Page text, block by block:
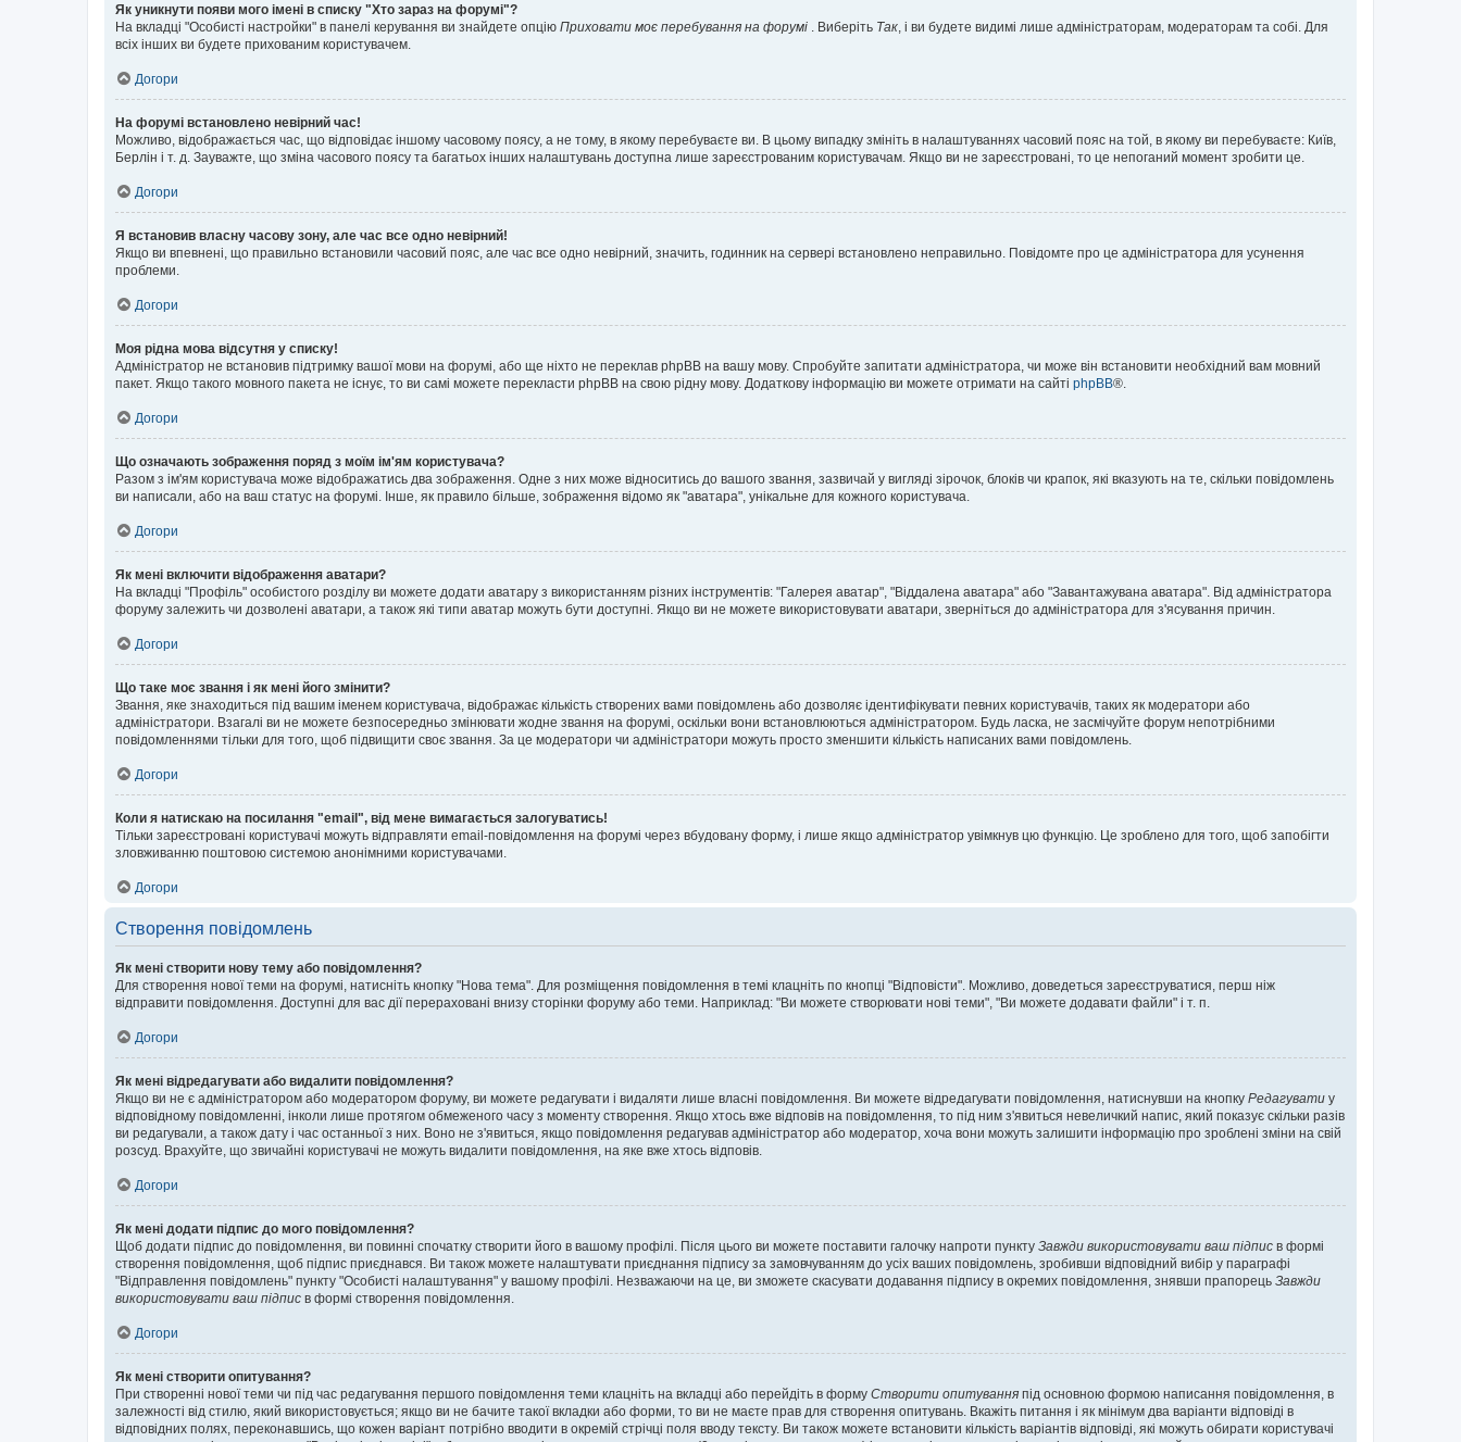
Як уникнути появи мого імені в списку "Хто зараз на форумі"?
На вкладці "Особисті настройки" в панелі керування ви знайдете опцію Приховати моє перебування на форумі . Виберіть Так , і ви будете видимі лише адміністраторам, модераторам та собі. Для
всіх інших ви будете прихованим користувачем.
Догори
На форумі встановлено невірний час!
Можливо, відображається час, що відповідає іншому часовому поясу, а не тому, в якому перебуваєте ви. В цьому випадку змініть в налаштуваннях часовий пояс на той, в якому ви перебуваєте: Київ,
Берлін і т. д. Зауважте, що зміна часового поясу та багатьох інших налаштувань доступна лише зареєстрованим користувачам. Якщо ви не зареєстровані, то це непоганий момент зробити це.
Догори
Я встановив власну часову зону, але час все одно невірний!
Якщо ви впевнені, що правильно встановили часовий пояс, але час все одно невірний, значить, годинник на сервері встановлено неправильно. Повідомте про це адміністратора для усунення
проблеми.
Догори
Моя рідна мова відсутня у списку!
Адміністратор не встановив підтримку вашої мови на форумі, або ще ніхто не переклав phpBB на вашу мову. Спробуйте запитати адміністратора, чи може він встановити необхідний вам мовний
пакет. Якщо такого мовного пакета не існує, то ви самі можете перекласти phpBB на свою рідну мову. Додаткову інформацію ви можете отримати на сайті phpBB®.
Догори
Що означають зображення поряд з моїм ім'ям користувача?
Разом з ім'ям користувача може відображатись два зображення. Одне з них може відноситись до вашого звання, зазвичай у вигляді зірочок, блоків чи крапок, які вказують на те, скільки повідомлень
ви написали, або на ваш статус на форумі. Інше, як правило більше, зображення відомо як "аватара", унікальне для кожного користувача.
Догори
Як мені включити відображення аватари?
На вкладці "Профіль" особистого розділу ви можете додати аватару з використанням різних інструментів: "Галерея аватар", "Віддалена аватара" або "Завантажувана аватара". Від адміністратора
форуму залежить чи дозволені аватари, а також які типи аватар можуть бути доступні. Якщо ви не можете використовувати аватари, зверніться до адміністратора для з'ясування причин.
Догори
Що таке моє звання і як мені його змінити?
Звання, яке знаходиться під вашим іменем користувача, відображає кількість створених вами повідомлень або дозволяє ідентифікувати певних користувачів, таких як модератори або
адміністратори. Взагалі ви не можете безпосередньо змінювати жодне звання на форумі, оскільки вони встановлюються адміністратором. Будь ласка, не засмічуйте форум непотрібними
повідомленнями тільки для того, щоб підвищити своє звання. За це модератори чи адміністратори можуть просто зменшити кількість написаних вами повідомлень.
Догори
Коли я натискаю на посилання "email", від мене вимагається залогуватись!
Тільки зареєстровані користувачі можуть відправляти email-повідомлення на форумі через вбудовану форму, і лише якщо адміністратор увімкнув цю функцію. Це зроблено для того, щоб запобігти
зловживанню поштовою системою анонімними користувачами.
Догори
Створення повідомлень
Як мені створити нову тему або повідомлення?
Для створення нової теми на форумі, натисніть кнопку "Нова тема". Для розміщення повідомлення в темі клацніть по кнопці "Відповісти". Можливо, доведеться зареєструватися, перш ніж
відправити повідомлення. Доступні для вас дії перераховані внизу сторінки форуму або теми. Наприклад: "Ви можете створювати нові теми", "Ви можете додавати файли" і т. п.
Догори
Як мені відредагувати або видалити повідомлення?
Якщо ви не є адміністратором або модератором форуму, ви можете редагувати і видаляти лише власні повідомлення. Ви можете відредагувати повідомлення, натиснувши на кнопку Редагувати у
відповідному повідомленні, інколи лише протягом обмеженого часу з моменту створення. Якщо хтось вже відповів на повідомлення, то під ним з'явиться невеличкий напис, який показує скільки разів
ви редагували, а також дату і час останньої з них. Воно не з'явиться, якщо повідомлення редагував адміністратор або модератор, хоча вони можуть залишити інформацію про зроблені зміни на свій
розсуд. Врахуйте, що звичайні користувачі не можуть видалити повідомлення, на яке вже хтось відповів.
Догори
Як мені додати підпис до мого повідомлення?
Щоб додати підпис до повідомлення, ви повинні спочатку створити його в вашому профілі. Після цього ви можете поставити галочку напроти пункту Завжди використовувати ваш підпис в формі
створення повідомлення, щоб підпис приєднався. Ви також можете налаштувати приєднання підпису за замовчуванням до усіх ваших повідомлень, зробивши відповідний вибір у параграфі
"Відправлення повідомлень" пункту "Особисті налаштування" у вашому профілі. Незважаючи на це, ви зможете скасувати додавання підпису в окремих повідомлення, знявши прапорець Завжди
використовувати ваш підпис в формі створення повідомлення.
Догори
Як мені створити опитування?
При створенні нової теми чи під час редагування першого повідомлення теми клацніть на вкладці або перейдіть в форму Створити опитування під основною формою написання повідомлення, в
залежності від стилю, який використовується; якщо ви не бачите такої вкладки або форми, то ви не маєте прав для створення опитувань. Вкажіть питання і як мінімум два варіанти відповіді в
відповідних полях, переконавшись, що кожен варіант потрібно вводити в окремій стрічці поля вводу тексту. Ви також можете встановити кількість варіантів відповіді, які можуть обирати користувачі